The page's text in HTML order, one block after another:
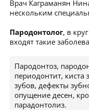
Врач Каграманян
нескольким
Пародонтолог, в
входят такие
Пародонтоз,
периодонтит,
зубов, дефекты
опущение десен,
парадонтолиз.